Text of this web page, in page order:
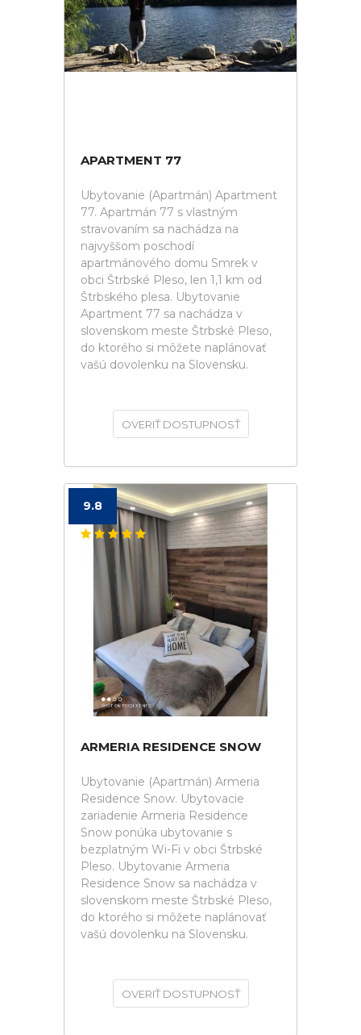
APARTMENT 77
Ubytovanie (Apartmán) Apartment
77. Apartmán 77 s vlastným
stravovaním sa nachádza na
najvyššom poschodí
apartmánového domu Smrek v
obci Štrbské Pleso, len 1,1 km od
Štrbského plesa. Ubytovanie
Apartment 77 sa nachádza v
slovenskom meste Štrbské Pleso,
do ktorého si môžete naplánovať
vašú dovolenku na Slovensku.
OVERIŤ DOSTUPNOSŤ
9.8
ARMERIA RESIDENCE SNOW
Ubytovanie (Apartmán) Armeria
Residence Snow. Ubytovacie
zariadenie Armeria Residence
Snow ponúka ubytovanie s
bezplatným Wi-Fi v obci Štrbské
Pleso. Ubytovanie Armeria
Residence Snow sa nachádza v
slovenskom meste Štrbské Pleso,
do ktorého si môžete naplánovať
vašú dovolenku na Slovensku.
OVERIŤ DOSTUPNOSŤ